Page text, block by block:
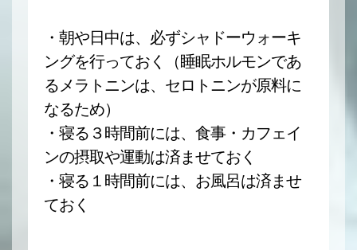
・朝や日中は、必ずシャドーウォーキ
ングを行っておく（睡眠ホルモンであ
るメラトニンは、セロトニンが原料に
なるため）
・寝る３時間前には、食事・カフェイ
ンの摂取や運動は済ませておく
・寝る１時間前には、お風呂は済ませ
ておく